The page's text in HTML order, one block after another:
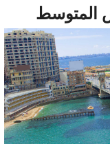
المتوسط